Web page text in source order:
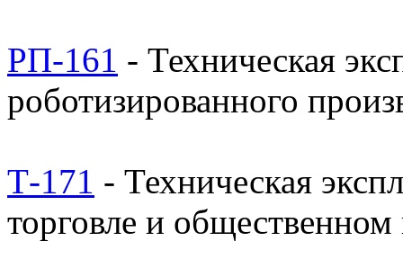
РП-161 - Техническая
роботизированного
Т-171 - Техническая
торговле и